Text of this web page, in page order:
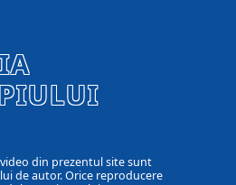
din prezentul site sunt
de autor. Orice reproducere